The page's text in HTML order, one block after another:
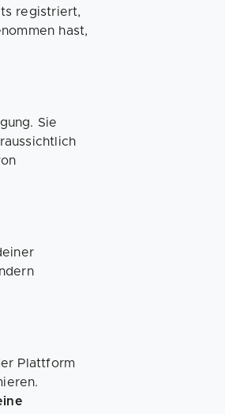
registriert,
hast,
Sie
Plattform